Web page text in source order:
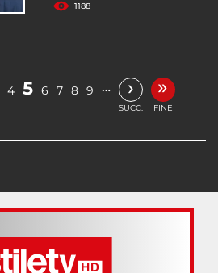
1188
4 5 6 7 8 9 … ›
SUCC.
»
FINE